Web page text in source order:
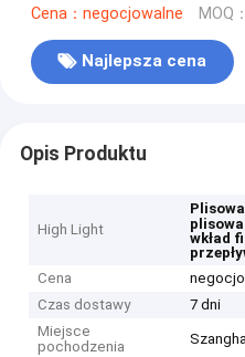
Cena：negocjowalne MOQ
Najlepsza cena
Opis Produktu
High Light
wkład
Cena
Czas dostawy
7 dni
Miejsce
pochodzenia